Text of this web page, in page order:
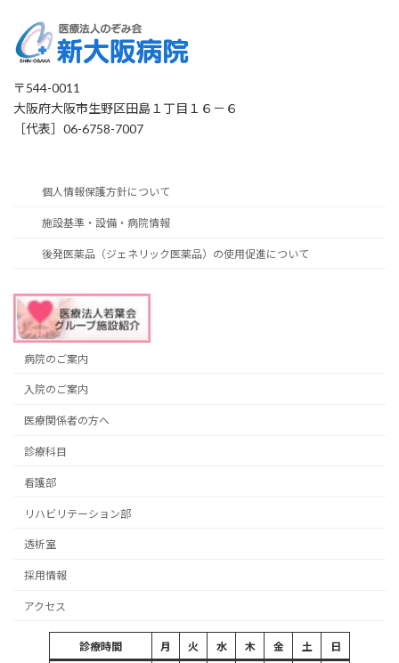
〒544-0011
大阪府大阪市生野区田島１丁目１６－６
［代表］06-6758-7007
個人情報保護方針について
施設基準・設備・病院情報
後発医薬品（ジェネリック医薬品）の使用促進について
病院のご案内
入院のご案内
医療関係者の方へ
診療科目
看護部
リハビリテーション部
透析室
採用情報
アクセス
診療時間 月 火 水 木 金 土 日